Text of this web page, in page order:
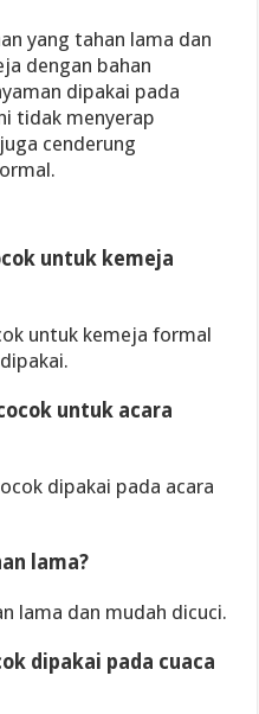
yang tahan lama dan
dengan bahan
dipakai pada
tidak menyerap
cenderung
untuk kemeja
untuk kemeja formal
untuk acara
dipakai pada acara
lama?
lama dan mudah dicuci.
dipakai pada cuaca